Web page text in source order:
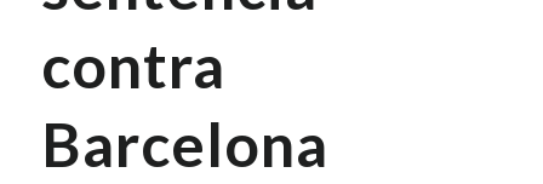
contra
Barcelona